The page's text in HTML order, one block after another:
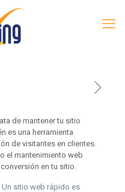
de mantener tu sitio
es una herramienta
de visitantes en clientes.
el mantenimiento web
en tu sitio.
Un sitio web rápido es